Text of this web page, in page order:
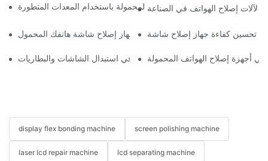
تحسين سير عمل إصلاح الهواتف المحمولة باستخدام المعدات المتطورة
لآلات إصلاح الهواتف في الصناعة
اختيار الملحقات المناسبة لجهاز إصلاح شاشة هاتفك المحمول
استخدامات أجهزة إصلاح الهواتف في استبدال الشاشات والبطاريات
في أجهزة إصلاح الهواتف المحمولة
display flex bonding machine screen polishing machine
laser lcd repair machine lcd separating machine